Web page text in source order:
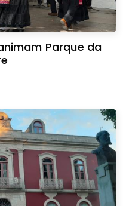
Parque da